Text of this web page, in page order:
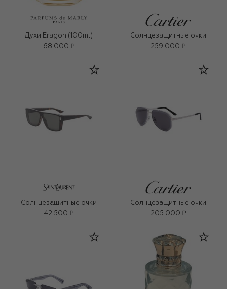
Духи Eragon (100ml)
68 000 ₽
Солнцезащитные очки
259 000 ₽
Солнцезащитные очки
42 500 ₽
Солнцезащитные очки
205 000 ₽